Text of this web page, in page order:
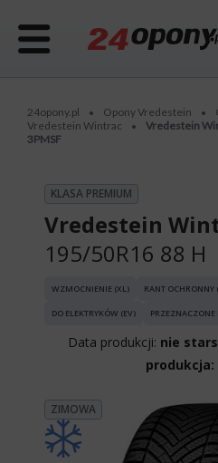
24opony.pl • Opony Vredestein •
Vredestein Wintrac •
Vredestein
3PMSF
KLASA PREMIUM
Vredestein
195/50R16 88 H
WZMOCNIENIE (XL) RANT OCHRONNY
DO ELEKTRYKÓW (EV)
Data produkcji: nie
produkcja:
ZIMOWA